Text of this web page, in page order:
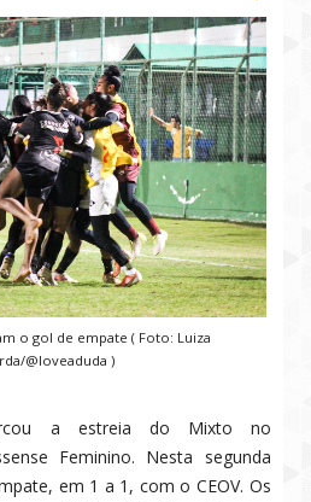
o gol de empate ( Foto: Luiza
@loveaduda )
a estreia do Mixto no
Feminino. Nesta segunda
em 1 a 1, com o CEOV. Os